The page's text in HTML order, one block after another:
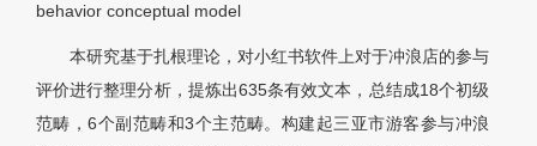
behavior conceptual model
本研究基于扎根理论，对小红书软件上对于冲浪店的参与
评价进行整理分析，提炼出635条有效文本，总结成18个初级
范畴，6个副范畴和3个主范畴。构建起三亚市游客参与冲浪